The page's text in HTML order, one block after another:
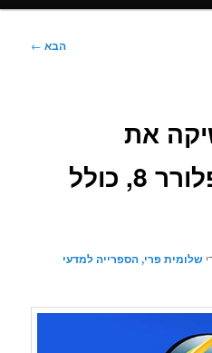
הבא ←
את
אינטרנט אקספלורר 8, כולל
שלומית פרי, הספרייה למדעי